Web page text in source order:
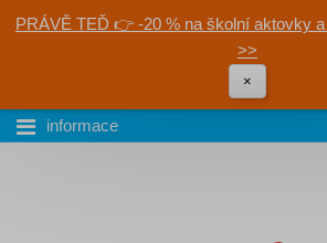
PRÁVĚ TEĎ 👉 -20 % na školní aktovky
>>
×
informace